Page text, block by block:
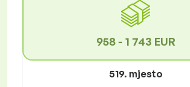
958 - 1 743 EUR
519. mjesto